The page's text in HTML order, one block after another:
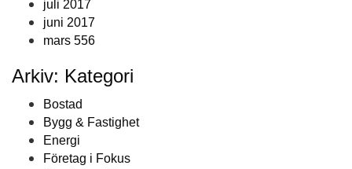
juli 2017
juni 2017
mars 556
Arkiv: Kategori
Bostad
Bygg & Fastighet
Energi
Företag i Fokus